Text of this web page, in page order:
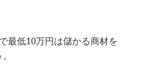
最低10万円は儲かる商材を